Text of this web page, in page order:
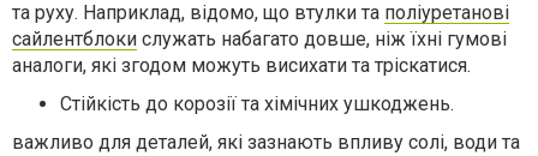
та руху. Наприклад, відомо, що втулки та поліуретанові
сайлентблоки служать набагато довше, ніж їхні гумові
аналоги, які згодом можуть висихати та тріскатися.
Стійкість до корозії та хімічних ушкоджень.
важливо для деталей, які зазнають впливу солі, води та